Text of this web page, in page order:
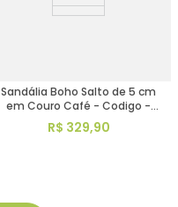
Sandália Boho Salto de 5 cm
em Couro Café - Codigo -
153013
R$ 329,90